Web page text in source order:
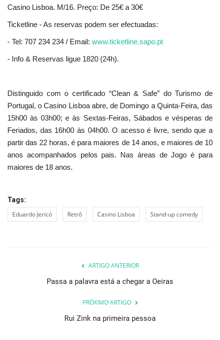
Casino Lisboa. M/16. Preço: De 25€ a 30€
Ticketline - As reservas podem ser efectuadas:
- Tel: 707 234 234 / Email: www.ticketline.sapo.pt
- Info & Reservas ligue 1820 (24h).
Distinguido com o certificado “Clean & Safe” do Turismo de
Portugal, o Casino Lisboa abre, de Domingo a Quinta-Feira, das
15h00 às 03h00; e às Sextas-Feiras, Sábados e vésperas de
Feriados, das 16h00 às 04h00. O acesso é livre, sendo que a
partir das 22 horas, é para maiores de 14 anos, e maiores de 10
anos acompanhados pelos pais. Nas áreas de Jogo é para
maiores de 18 anos.
Tags:
Eduardo Jericó Retrô Casino Lisboa Stand-up comedy
ARTIGO ANTERIOR
Passa a palavra está a chegar a Oeiras
PRÓXIMO ARTIGO
Rui Zink na primeira pessoa